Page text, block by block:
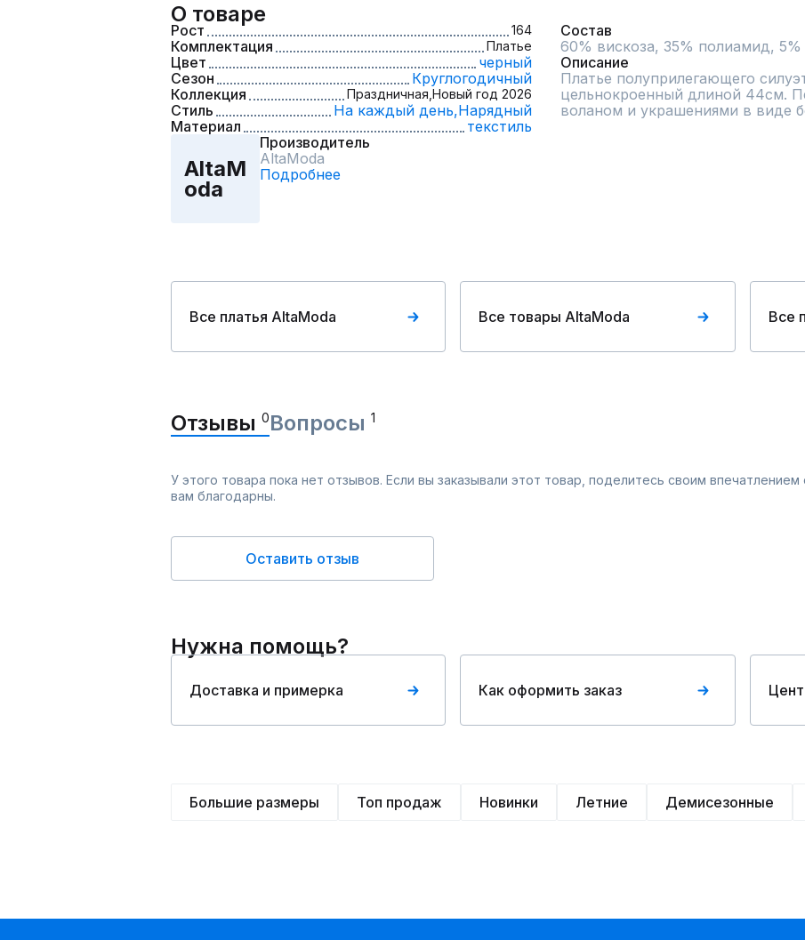
О товаре
Рост 164
Комплектация Платье
Цвет
черный
Сезон
Круглогодичный
Коллекция
Праздничная, Новый год 2026
Стиль На каждый день,Нарядный
Материал
текстиль
AltaM
oda
Производитель
AltaModa
Подробнее
Состав
60% вискоза, 35% полиамид, 5%
Описание
Платье полуприлегающего
цельнокроенный длиной 44см.
воланом и украшениями в виде
Все платья AltaModa Все товары AltaModa Все
Отзывы 0Вопросы 1
У этого товара пока нет отзывов. Если вы заказывали этот товар, поделитесь своим
вам благодарны.
Оставить отзыв
Нужна помощь?
Доставка и примерка Как оформить заказ
Большие размеры Топ продаж Новинки Летние Демисезонные